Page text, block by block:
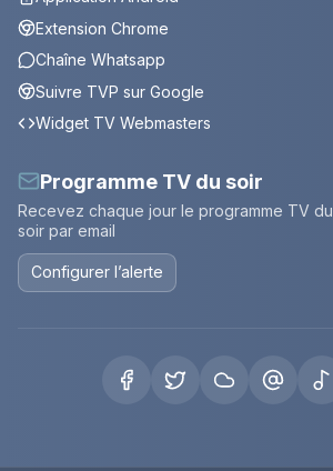
Extension Chrome
Chaîne Whatsapp
Suivre TVP sur Google
Widget TV Webmasters
Programme TV du soir
Recevez chaque jour le programme TV du
soir par email
Configurer l’alerte